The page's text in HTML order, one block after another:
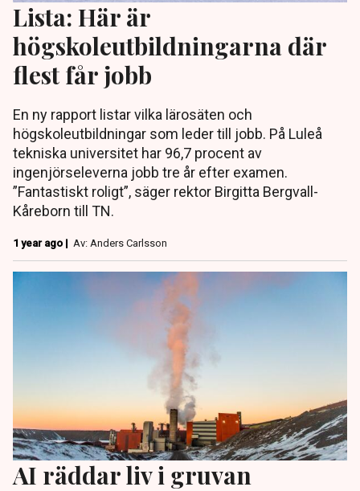
Lista: Här är
högskoleutbildningarna där
flest får jobb
En ny rapport listar vilka lärosäten och
högskoleutbildningar som leder till jobb. På Luleå
tekniska universitet har 96,7 procent av
ingenjörseleverna jobb tre år efter examen.
”Fantastiskt roligt”, säger rektor Birgitta Bergvall-
Kåreborn till TN.
1 year ago | Av: Anders Carlsson
AI räddar liv i gruvan